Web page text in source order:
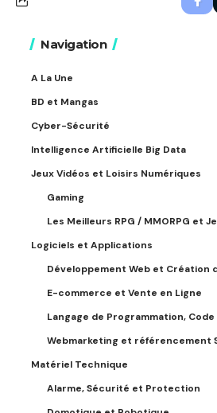
Navigation
A La Une
BD et Mangas
Cyber-Sécurité
Intelligence Artificielle Big Data
Jeux Vidéos et Loisirs Numériques
Gaming
Les Meilleurs RPG / MMORPG et
Logiciels et Applications
Développement Web et Création
E-commerce et Vente en Ligne
Langage de Programmation,
Webmarketing et référencement
Matériel Technique
Alarme, Sécurité et Protection